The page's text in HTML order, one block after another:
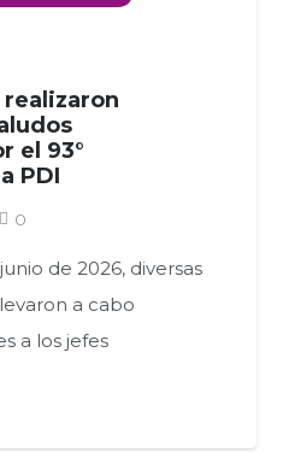
realizaron
el 93°
PDI
0
de 2026, diversas
a cabo
a los jefes